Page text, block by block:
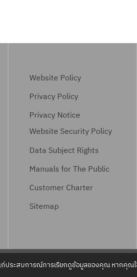
Website Policy
Privacy Policy
Privacy Notice
Website Security Policy
Data Subject Rights
Manuals for The Public
Customer Charter
Sitemap
ก่ประสบการณ์การเรียกดูข้อมูลของคุณ หากคุณ